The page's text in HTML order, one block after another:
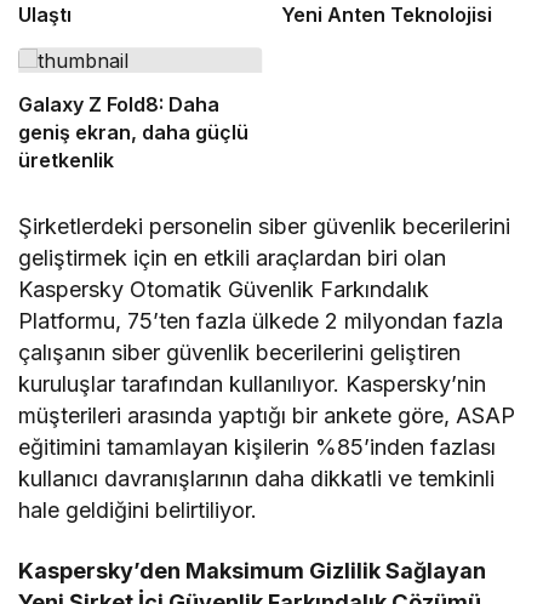
Ulaştı
Yeni Anten Teknolojisi
Galaxy Z Fold8: Daha
geniş ekran, daha güçlü
üretkenlik
Şirketlerdeki personelin siber güvenlik becerilerini
geliştirmek için en etkili araçlardan biri olan
Kaspersky Otomatik Güvenlik Farkındalık
Platformu, 75’ten fazla ülkede 2 milyondan fazla
çalışanın siber güvenlik becerilerini geliştiren
kuruluşlar tarafından kullanılıyor. Kaspersky’nin
müşterileri arasında yaptığı bir ankete göre, ASAP
eğitimini tamamlayan kişilerin %85’inden fazlası
kullanıcı davranışlarının daha dikkatli ve temkinli
hale geldiğini belirtiliyor.
Kaspersky’den Maksimum Gizlilik Sağlayan